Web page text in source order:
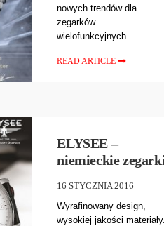
nowych trendów dla
zegarków
wielofunkcyjnych...
READ ARTICLE
ELYSEE –
niemieckie
16 STYCZNIA 2016
Wyrafinowany design,
wysokiej jakości materiały.